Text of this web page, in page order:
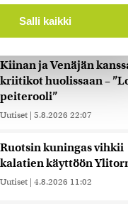
. Voit muuttaa
alan
tietoja muihin tietoihin,
siirtää ulkomaille.
Salli kaikki
Uutiset | 5.8.2026 21:41
Kiinan ja Venäjän
kriitikot huolissaan –
peiterooli”
Uutiset | 5.8.2026 22:07
Ruotsin kuningas vihkii
kalatien käyttöön
Uutiset | 4.8.2026 11:02